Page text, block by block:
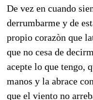
De vez en cuando
derrumbarme y de
propio corazòn que
que no cesa de
acepte lo que tengo,
manos y la abrace
que el viento no